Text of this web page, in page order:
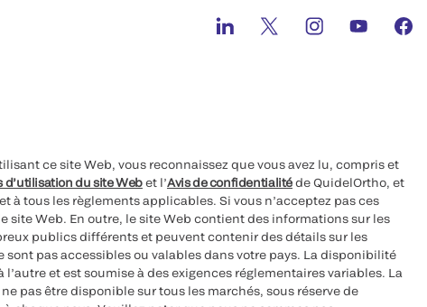
ce site Web, vous reconnaissez que vous avez lu, compris et
d’utilisation du site Webet l’Avis de confidentialitéde QuidelOrtho, et
à tous les règlements applicables. Si vous n’acceptez pas ces
site Web. En outre, le site Web contient des informations sur les
publics différents et peuvent contenir des détails sur les
pas accessibles ou valables dans votre pays. La disponibilité
et est soumise à des exigences réglementaires variables. La
pas être disponible sur tous les marchés, sous réserve de